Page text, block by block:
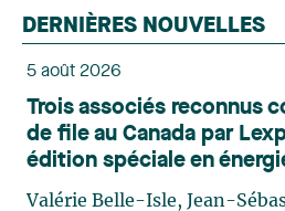
DERNIÈRES NOUVELLES
5 août 2026
Trois associés reconnus
de file au Canada par
édition spéciale en
Valérie Belle-Isle, Jean-